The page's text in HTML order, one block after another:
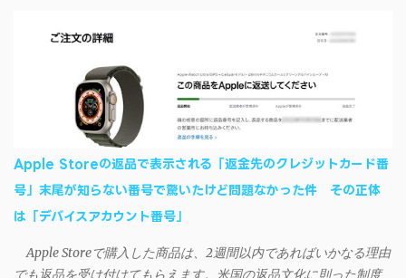
iSyncrを活用することで、Androidデバイスでもレート機能や再生
ートフォンに移行したい場合に役立つはずだ。
す・・・。カッコイイ！！ 開発ページ（英語） gpbeta.com - The
SAO Utilities Project – development log インストール（導入）手順
1. 開発ページ のDownloadsの項目から自分のOSにあったファイル
をダウンロードする。 Windows（Windows2000, XP, Vista, Win7,
Win8）に対応です。 （ ◆自分のパソコンが 32 ビット版か 64 ビッ
ト版かを確認したい ） 2.ダウンロードしたファイルを解凍後、
（自分はProgram Filesの中に移動させちゃいました）フォルダの
中にある SAO Utils.exe を実行。 3.アップデートがある場合は起動
時に知らせてくれるので、パッチをダウンロードしましょう。 ダ
て切り取り、先ほどダウンロードした SAO Utilsフォルダ へ貼り付
Apple Storeの返品で表示される「返金先のクレジットカード番
号」末尾が知らない番号で驚いたけど問題なかった件 その正体
は「デバイスアカウント番号」
Apple Storeで購入した商品は、2週間以内であればいかなる理由